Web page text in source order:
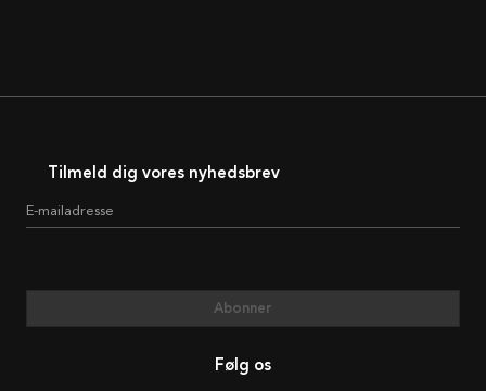
Tilmeld dig vores nyhedsbrev
E-mailadresse
Abonner
Følg os